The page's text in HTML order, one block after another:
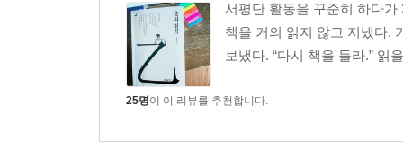
이끄는 철학의 힘이다.
서평단 활동을 꾸준히 하다
책을 거의 읽지 않고 지냈다.
보냈다. “다시 책을 들라.”
25명이 이 리뷰를 추천합니다.